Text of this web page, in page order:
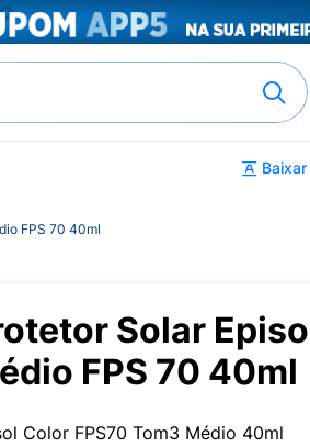
FPS 70 40ml
Solar
FPS 70 40ml
Color FPS70 Tom3 Médio 40ml